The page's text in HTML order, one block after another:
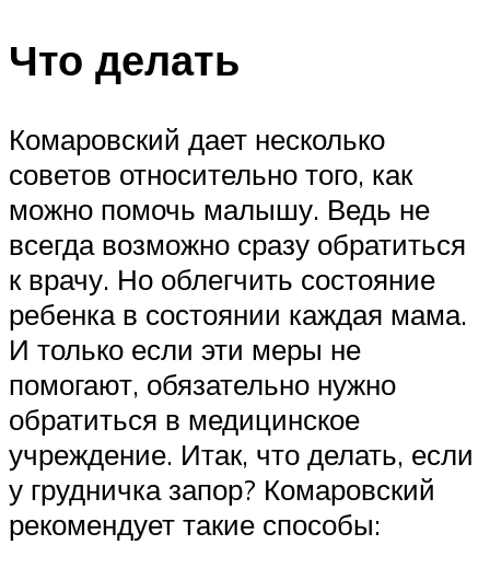
Что делать
Комаровский дает несколько
советов относительно того, как
можно помочь малышу. Ведь не
всегда возможно сразу обратиться
к врачу. Но облегчить состояние
ребенка в состоянии каждая мама.
И только если эти меры не
помогают, обязательно нужно
обратиться в медицинское
учреждение. Итак, что делать, если
у грудничка запор? Комаровский
рекомендует такие способы: